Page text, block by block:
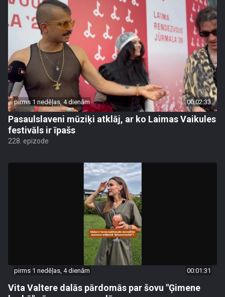
pirms 1 nedēļas, 4 dienām 00:02:33
Pasaulslaveni mūziķi atklāj, ar ko Laimas Vaikules
festivāls ir īpašs
228. epizode
pirms 1 nedēļas, 4 dienām 00:01:31
Vita Valtere dalās pārdomās par šovu "Ģimene